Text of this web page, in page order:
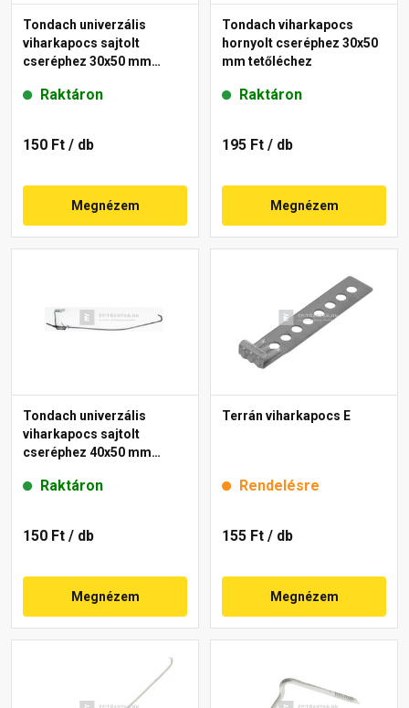
Tondach univerzális
viharkapocs sajtolt
cseréphez 30x50 mm
Raktáron
150 Ft / db
Megnézem
Tondach viharkapocs
hornyolt cseréphez 30x50
mm tetőléchez
Raktáron
195 Ft / db
Megnézem
Tondach univerzális
viharkapocs sajtolt
cseréphez 40x50 mm
Raktáron
150 Ft / db
Megnézem
Terrán viharkapocs E
Rendelésre
155 Ft / db
Megnézem